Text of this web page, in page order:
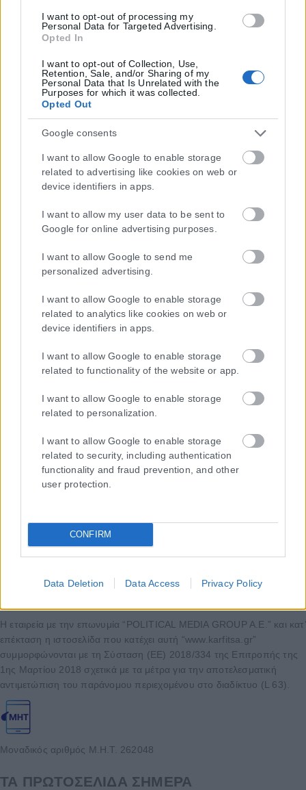
I want to opt-out of processing my
Personal Data for Targeted Advertising.
Opted In
I want to opt-out of Collection, Use,
Retention, Sale, and/or Sharing of my
Personal Data that Is Unrelated with the
Purposes for which it was collected.
Opted Out
Google consents
I want to allow Google to enable storage
related to advertising like cookies on web or
device identifiers in apps.
I want to allow my user data to be sent to
Google for online advertising purposes.
I want to allow Google to send me
personalized advertising.
I want to allow Google to enable storage
related to analytics like cookies on web or
device identifiers in apps.
I want to allow Google to enable storage
related to functionality of the website or app.
I want to allow Google to enable storage
related to personalization.
I want to allow Google to enable storage
related to security, including authentication
functionality and fraud prevention, and other
user protection.
CONFIRM
Data Deletion Data Access Privacy Policy
Η εταιρεία με την επωνυμία “POLITICAL MEDIA GROUP A.E.” και κατ’
επέκταση η ιστοσελίδα που κατέχει αυτή “www.karfitsa.gr”
συμμορφώνονται με τη Σύσταση (ΕΕ) 2018/334 της Επιτροπής της
1ης Μαρτίου 2018 σχετικά με τα μέτρα για την αποτελεσματική
αντιμετώπιση του παράνομου περιεχομένου στο διαδίκτυο (L 63).
Μοναδικός αριθμός Μ.Η.Τ. 262048
ΤΑ ΠΡΩΤΟΣΕΛΙΔΑ ΣΗΜΕΡΑ